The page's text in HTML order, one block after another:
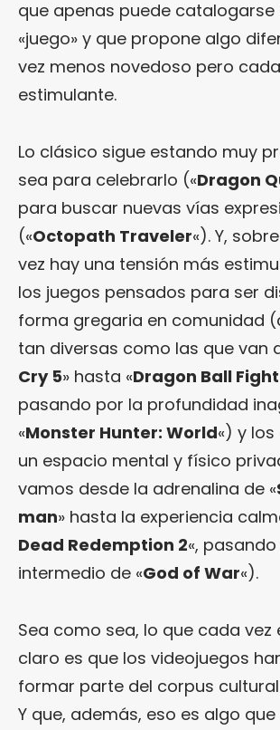
que apenas puede
«juego» y que propone algo
vez menos novedoso pero
estimulante.
Lo clásico sigue estando muy
sea para celebrarlo («Dragon
para buscar nuevas vías
(«Octopath Traveler«). Y,
vez hay una tensión más
los juegos pensados para ser
forma gregaria en comunidad
tan diversas como las que van
Cry 5» hasta «Dragon Ball
pasando por la profundidad
«Monster Hunter: World«) y
un espacio mental y físico
vamos desde la adrenalina de «
man» hasta la experiencia
Dead Redemption 2«,
intermedio de «God of War«).
Sea como sea, lo que cada vez
claro es que los videojuegos
formar parte del corpus cultural
Y que, además, eso es algo